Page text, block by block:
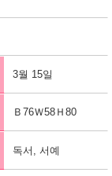
3월 15일
Ｂ76Ｗ58Ｈ80
독서, 서예